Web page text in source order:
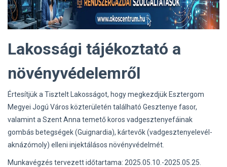
Lakossági tájékoztató a
növényvédelemről
Értesítjük a Tisztelt Lakosságot, hogy megkezdjük Esztergom
Megyei Jogú Város közterületén található Gesztenye fasor,
valamint a Szent Anna temető koros vadgesztenyefáinak
gombás betegségek (Guignardia), kártevők (vadgesztenyelevél-
aknázómoly) elleni injektálásos növényvédelmét.
Munkavégzés tervezett időtartama: 2025.05.10.-2025.05.25.